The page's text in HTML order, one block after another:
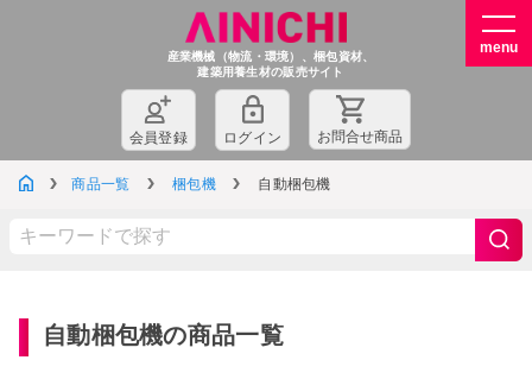
産業機械（物流・環境）、梱包資材、
建築用養生材の販売サイト
会員登録 ログイン お問合せ商品
商品一覧 梱包機 自動梱包機
自動梱包機の商品一覧